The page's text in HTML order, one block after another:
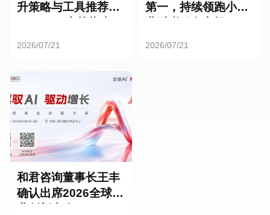
升策略与工具推荐：
2026/07/21
第一，持续领跑小微
2026/07/21
和君咨询董事长王丰
确认出席2026全球商